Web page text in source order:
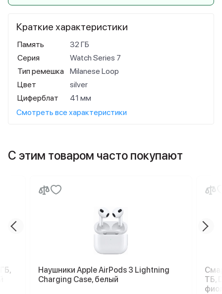
Краткие характеристики
Память
32 ГБ
Серия
Watch Series 7
Тип ремешка
Milanese Loop
Цвет
silver
Циферблат
41 мм
Смотреть все характеристики
С этим товаром часто покупают
Наушники Apple AirPods 3 Lightning
Charging Case, белый
ТБ,